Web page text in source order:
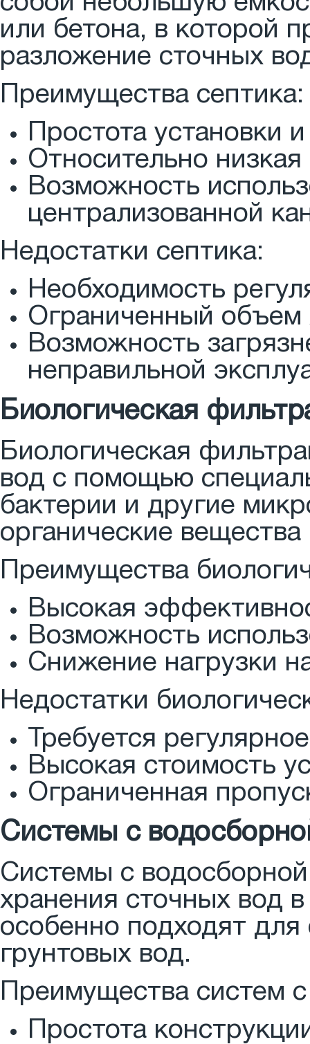
или бетона, в которой
разложение сточных
Преимущества септика:
Простота установки
Относительно низкая
Возможность
централизованной
Недостатки септика:
Необходимость
Ограниченный объем
Возможность
неправильной
Биологическая
Биологическая
вод с помощью
бактерии и другие
органические вещества
Преимущества
Высокая
Возможность
Снижение нагрузки
Недостатки
Требуется
Высокая стоимость
Ограниченная
Системы с
Системы с
хранения сточных вод
особенно подходят
грунтовых вод.
Преимущества систем
Простота